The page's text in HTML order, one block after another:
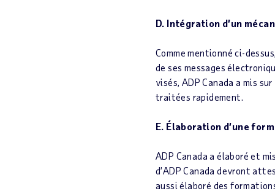
D. Intégration d’un
Comme mentionné ci-
de ses messages
visés, ADP Canada a mis
traitées rapidement.
E. Élaboration d’une
ADP Canada a élaboré et
d’ADP Canada devront
aussi élaboré des